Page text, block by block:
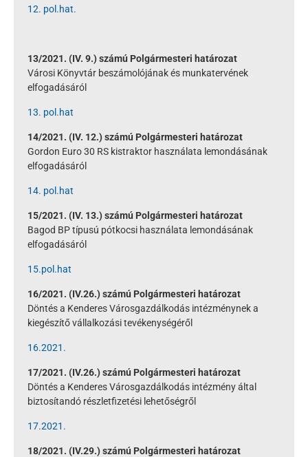
12. pol.hat.
13/2021. (IV. 9.) számú Polgármesteri határozat
Városi Könyvtár beszámolójának és munkatervének
elfogadásáról
13. pol.hat
14/2021. (IV. 12.) számú Polgármesteri határozat
Gordon Euro 30 RS kistraktor használata lemondásának
elfogadásáról
14. pol.hat
15/2021. (IV. 13.) számú Polgármesteri határozat
Bagod BP típusú pótkocsi használata lemondásának
elfogadásáról
15.pol.hat
16/2021. (IV.26.) számú Polgármesteri határozat
Döntés a Kenderes Városgazdálkodás intézménynek a
kiegészítő vállalkozási tevékenységéről
16.2021.
17/2021. (IV.26.) számú Polgármesteri határozat
Döntés a Kenderes Városgazdálkodás intézmény által
biztosítandó részletfizetési lehetőségről
17.2021.
18/2021. (IV.29.) számú Polgármesteri határozat